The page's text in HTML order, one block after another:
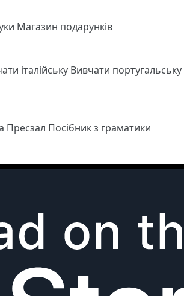
Магазин подарунків
італійську Вивчати португальську
Пресзал Посібник з граматики